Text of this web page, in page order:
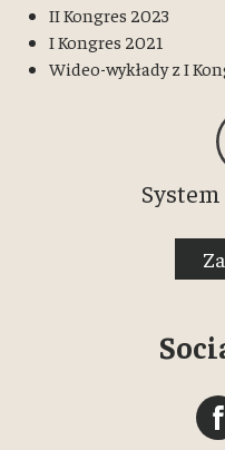
II Kongres 2023
I Kongres 2021
Wideo-wykłady z I